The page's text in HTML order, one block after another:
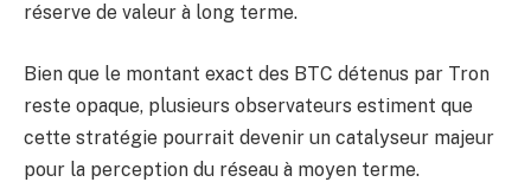
réserve de valeur à long terme.
Bien que le montant exact des BTC détenus par Tron
reste opaque, plusieurs observateurs estiment que
cette stratégie pourrait devenir un catalyseur majeur
pour la perception du réseau à moyen terme.